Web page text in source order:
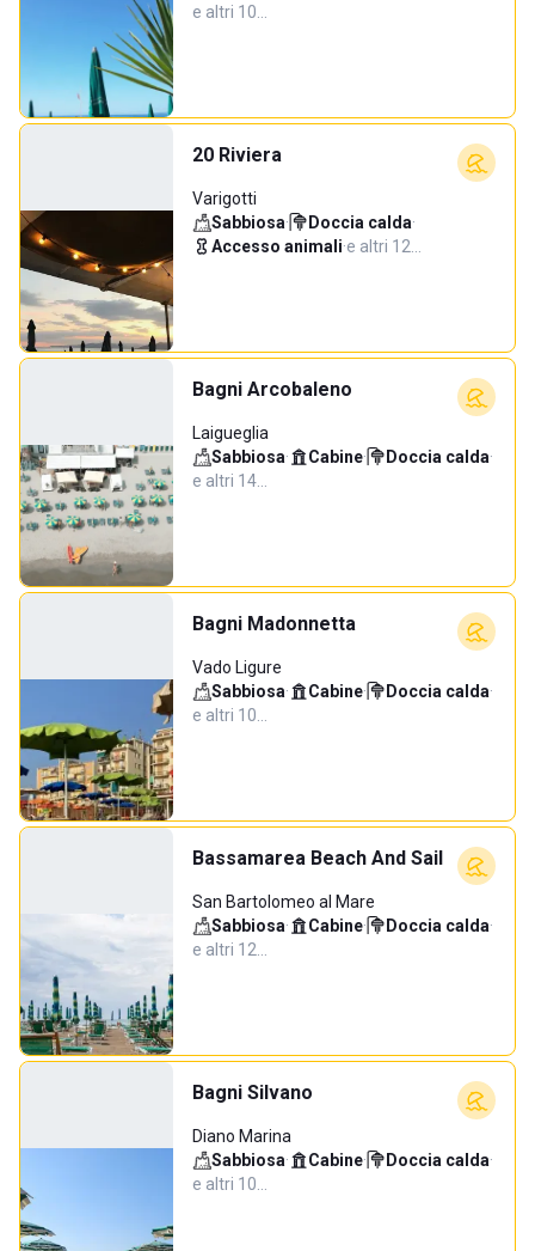
e altri 10…
20 Riviera
Varigotti
Sabbiosa· Doccia calda·
Accesso animali·e altri 12…
Bagni Arcobaleno
Laigueglia
Sabbiosa· Cabine· Doccia calda·
e altri 14…
Bagni Madonnetta
Vado Ligure
Sabbiosa· Cabine· Doccia calda·
e altri 10…
Bassamarea Beach And Sail
San Bartolomeo al Mare
Sabbiosa· Cabine· Doccia calda·
e altri 12…
Bagni Silvano
Diano Marina
Sabbiosa· Cabine· Doccia calda·
e altri 10…